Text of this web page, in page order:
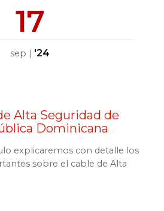
17
sep | '24
Alta Seguridad de
Dominicana
explicaremos con detalle los
sobre el cable de Alta